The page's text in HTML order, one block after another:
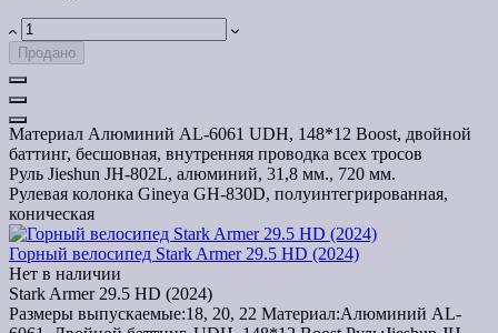
Продано
Материал Алюминий AL-6061 UDH, 148*12 Boost, двойной
баттинг, бесшовная, внутренняя проводка всех тросов
Руль Jieshun JH-802L, алюминий, 31,8 мм., 720 мм.
Рулевая колонка Gineya GH-830D, полуинтегрированная,
коническая
Горный велосипед Stark Armer 29.5 HD (2024)
Нет в наличии
Stark Armer 29.5 HD (2024)
Размеры выпускаемые:18, 20, 22 Материал:Алюминий AL-